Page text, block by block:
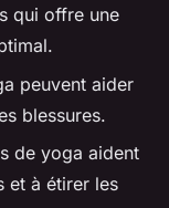
qui offre une
peuvent aider
blessures.
de yoga aident
et à étirer les